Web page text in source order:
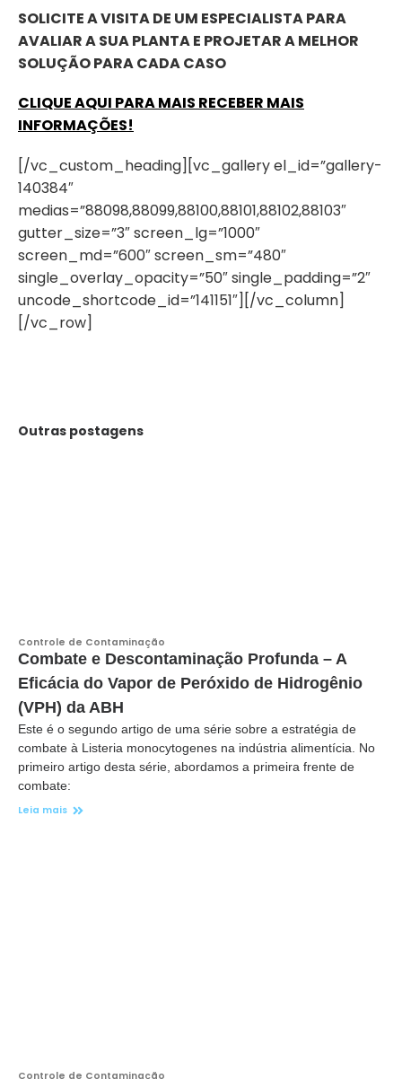
SOLICITE A VISITA DE UM ESPECIALISTA PARA
AVALIAR A SUA PLANTA E PROJETAR A MELHOR
SOLUÇÃO PARA CADA CASO
CLIQUE AQUI PARA MAIS RECEBER MAIS
INFORMAÇÕES!
[/vc_custom_heading][vc_gallery el_id=”gallery-
140384″
medias=”88098,88099,88100,88101,88102,88103″
gutter_size=”3″ screen_lg=”1000″
screen_md=”600″ screen_sm=”480″
single_overlay_opacity=”50″ single_padding=”2″
uncode_shortcode_id=”141151″][/vc_column]
[/vc_row]
Outras postagens
Controle de Contaminação
Combate e Descontaminação Profunda – A
Eficácia do Vapor de Peróxido de Hidrogênio
(VPH) da ABH
Este é o segundo artigo de uma série sobre a estratégia de
combate à Listeria monocytogenes na indústria alimentícia. No
primeiro artigo desta série, abordamos a primeira frente de
combate:
Leia mais
Controle de Contaminação